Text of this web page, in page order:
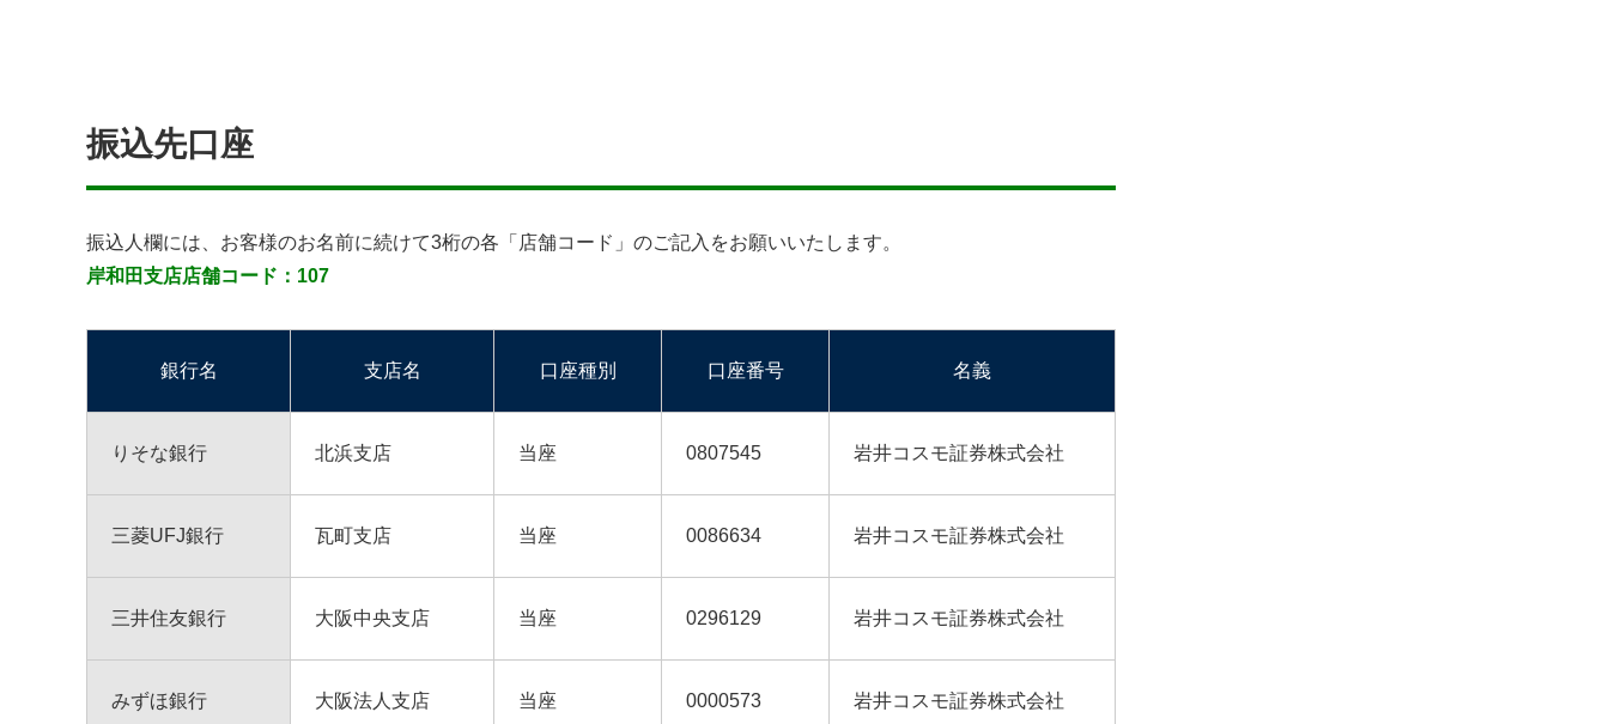
振込先口座
振込人欄には、お客様のお名前に続けて3桁の各「店舗コード」のご記入をお願いいたします。
岸和田支店店舗コード：107
銀行名 支店名 口座種別 口座番号 名義
りそな銀行 北浜支店 当座 0807545 岩井コスモ証券株式会社
三菱UFJ銀行 瓦町支店 当座 0086634 岩井コスモ証券株式会社
三井住友銀行 大阪中央支店 当座 0296129 岩井コスモ証券株式会社
みずほ銀行 大阪法人支店 当座 0000573 岩井コスモ証券株式会社